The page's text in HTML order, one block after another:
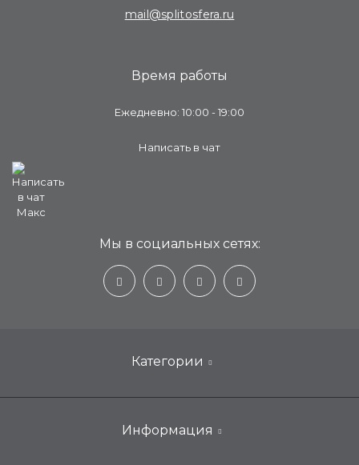
mail@splitosfera.ru
Категории
Настенные кондиционеры для дома
Информация
Время работы
Ежедневно: 10:00 - 19:00
Написать в чат
Мы в социальных сетях: